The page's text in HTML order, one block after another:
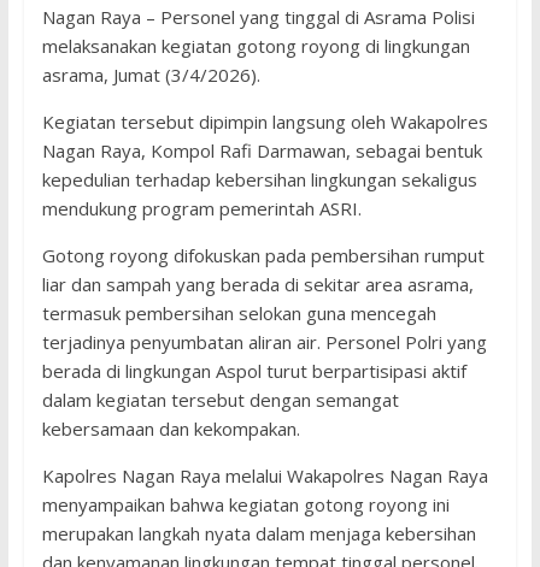
Nagan Raya – Personel yang tinggal di Asrama Polisi
melaksanakan kegiatan gotong royong di lingkungan
asrama, Jumat (3/4/2026).
Kegiatan tersebut dipimpin langsung oleh Wakapolres
Nagan Raya, Kompol Rafi Darmawan, sebagai bentuk
kepedulian terhadap kebersihan lingkungan sekaligus
mendukung program pemerintah ASRI.
Gotong royong difokuskan pada pembersihan rumput
liar dan sampah yang berada di sekitar area asrama,
termasuk pembersihan selokan guna mencegah
terjadinya penyumbatan aliran air. Personel Polri yang
berada di lingkungan Aspol turut berpartisipasi aktif
dalam kegiatan tersebut dengan semangat
kebersamaan dan kekompakan.
Kapolres Nagan Raya melalui Wakapolres Nagan Raya
menyampaikan bahwa kegiatan gotong royong ini
merupakan langkah nyata dalam menjaga kebersihan